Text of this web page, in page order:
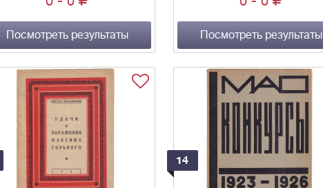
Посмотреть результаты Посмотреть результаты
14